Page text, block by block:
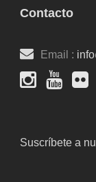
Contacto
Email :
Suscríbete a